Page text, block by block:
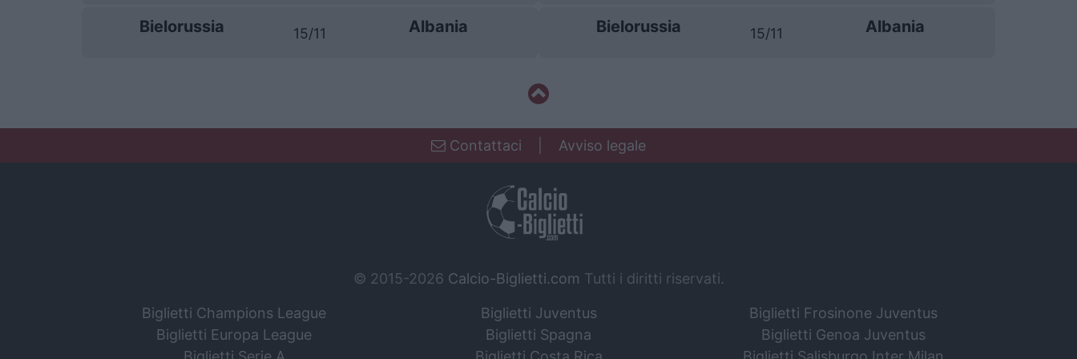
Bielorussia 15/11 Albania Bielorussia 15/11 Albania
Contattaci Avviso legale
© 2015-2026 Calcio-Biglietti.com Tutti i diritti riservati.
Biglietti Champions League
Biglietti Europa League
Biglietti Juventus
Biglietti Spagna
Biglietti Frosinone Juventus
Biglietti Genoa Juventus